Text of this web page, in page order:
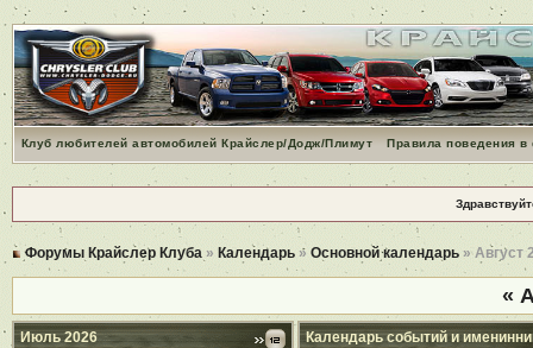
Клуб любителей автомобилей Крайслер/Додж/Плимут Правила поведения
Форумы Крайслер Клуба » Календарь» Основной календарь» Август
«
Июль 2026 Календарь событий и